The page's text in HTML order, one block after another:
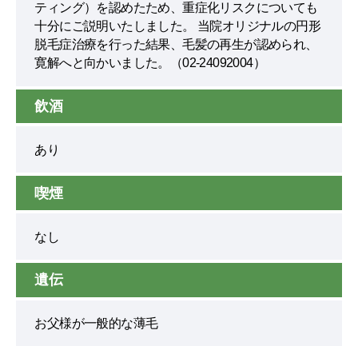
ティング）を認めたため、重症化リスクについても
十分にご説明いたしました。 当院オリジナルの円形
脱毛症治療を行った結果、毛髪の再生が認められ、
寛解へと向かいました。（02-24092004）
飲酒
あり
喫煙
なし
遺伝
お父様が一般的な薄毛